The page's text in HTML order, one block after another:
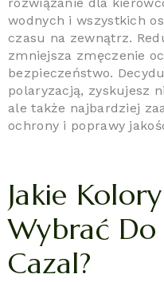
wodnych i wszystkich
czasu na zewnątrz.
zmniejsza zmęczenie
bezpieczeństwo.
polaryzacją, zyskujesz
ale także najbardziej
ochrony i poprawy
Jakie
Wybrać
Cazal?